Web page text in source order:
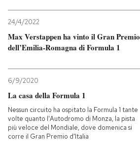
24/4/2022
Max Verstappen ha vinto il Gran Premio
dell’Emilia-Romagna di Formula 1
6/9/2020
La casa della Formula 1
Nessun circuito ha ospitato la Formula 1 tante
volte quanto l'Autodromo di Monza, la pista
più veloce del Mondiale, dove domenica si
corre il Gran Premio d'Italia